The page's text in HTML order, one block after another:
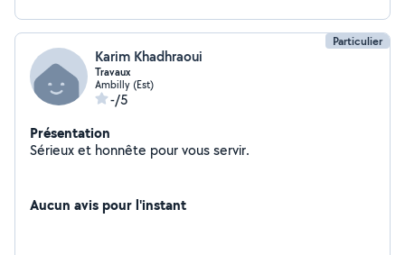
Particulier
Karim Khadhraoui
Travaux
Ambilly (Est)
-/5
Présentation
Sérieux et honnête pour vous servir.
Aucun avis pour l'instant